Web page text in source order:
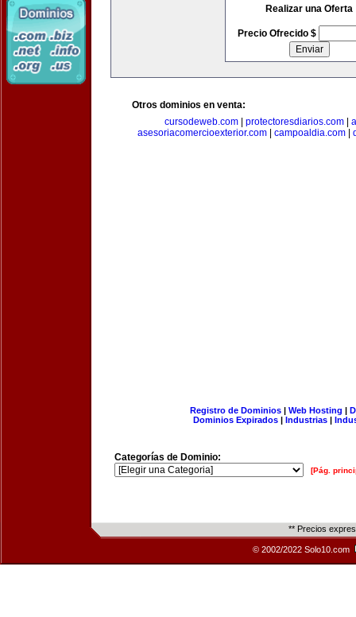
Realizar una Oferta
Precio Ofrecido $
Otros dominios en venta:
cursodeweb.com
protectoresdiarios.com
asesoriacomercioexterior.com
campoaldia.com
Registro de Dominios| Web Hosting |
Dominios Expirados | Industrias |
Categorías de Dominio:
[Pág.
** Precios
© 2002/2022 Solo10.com